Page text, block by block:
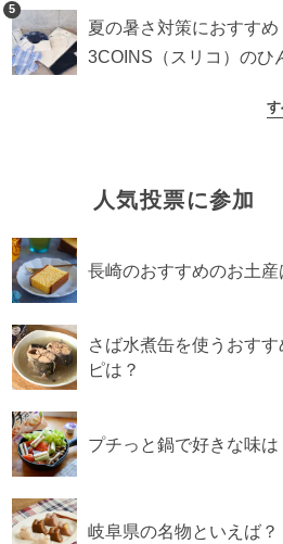
5
夏の暑さ対策におすすめ
3COINS（スリコ）のひ
人気投票に参加
長崎のおすすめのお土産
さば水煮缶を使うおすす
ピは？
プチっと鍋で好きな味は
岐阜県の名物といえば？